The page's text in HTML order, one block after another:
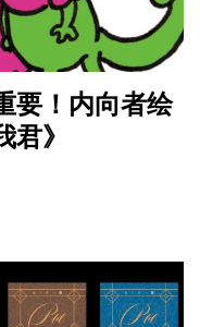
要！内向者绘
》